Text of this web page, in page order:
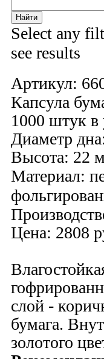
Select any
see results
Артикул:
Капсула
1000 штук в
Диаметр
Высота: 22
Материал:
Цена: 2808
слой -
бумага.
золотого